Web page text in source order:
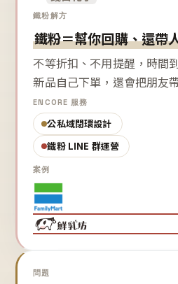
鐵粉解方
鐵粉＝幫你回購、還帶
不等折扣、不用提醒，時間
新品自己下單，還會把朋友
ENCORE 服務
公私域閉環設計
鐵粉 LINE 群運營
案例
問題